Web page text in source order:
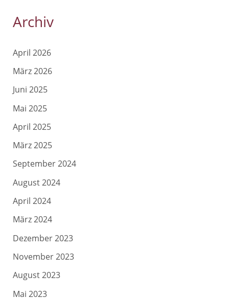
Archiv
April 2026
März 2026
Juni 2025
Mai 2025
April 2025
März 2025
September 2024
August 2024
April 2024
März 2024
Dezember 2023
November 2023
August 2023
Mai 2023